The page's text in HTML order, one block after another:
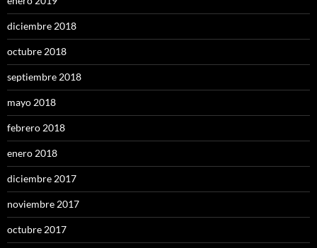
diciembre 2018
octubre 2018
septiembre 2018
mayo 2018
febrero 2018
enero 2018
diciembre 2017
noviembre 2017
octubre 2017